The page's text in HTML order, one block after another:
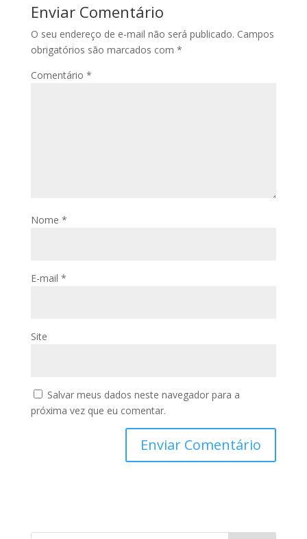
///////////
Enviar Comentário
O seu endereço de e-mail não será publicado. Campos
obrigatórios são marcados com *
Comentário *
Nome *
E-mail *
Site
Salvar meus dados neste navegador para a
próxima vez que eu comentar.